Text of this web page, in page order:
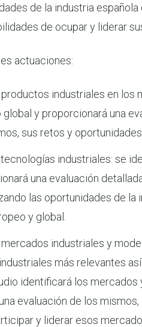
de la industria
de ocupar y liderar
actuaciones:
industriales en
y proporcionará una
sus retos y
industriales: se
una evaluación
las oportunidades de
y global.
industriales y
más relevantes
identificará los
evaluación de los
y liderar esos